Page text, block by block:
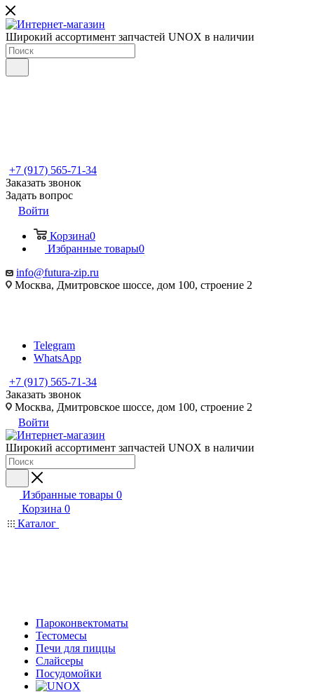
Широкий ассортимент запчастей UNOX в наличии
+7 (917) 565-71-34
Заказать звонок
Задать вопрос
Войти
Корзина0
Избранные товары0
info@futura-zip.ru
Москва, Дмитровское шоссе, дом 100, строение 2
Telegram
WhatsApp
+7 (917) 565-71-34
Заказать звонок
Москва, Дмитровское шоссе, дом 100, строение 2
Войти
Широкий ассортимент запчастей UNOX в наличии
Избранные товары 0
Корзина 0
Каталог
Пароконвектоматы
Тестомесы
Печи для пиццы
Слайсеры
Посудомойки